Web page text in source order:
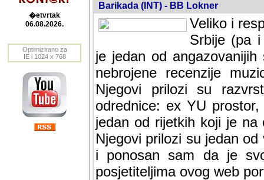
�etvrtak
06.08.2026.
Optimizirano za
IE i 1024 x 768
Barikada (INT) - BB Lokner
Veliko i
Srbije (pa i
jedan od angazovanijih
nebrojene recenzije
Njegovi prilozi su
odrednice: ex YU
jedan od rijetkih koji je
Njegovi prilozi su jedan
i ponosan sam da je
posjetiteljima ovog web